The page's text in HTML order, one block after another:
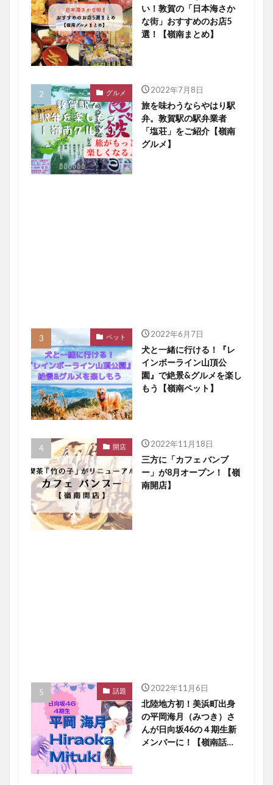
い！敦賀の「日本海さか
な街」おすすめのお店5
選！【嶺南まとめ】
グルメ 2022年7月8日
旅を味わうならやはり駅
弁。敦賀駅の駅弁業者
「塩荘」をご紹介【嶺南
グルメ】
ペット 2022年6月7日
犬と一緒に行ける！『レ
インボーライン山頂公
園』で絶景&グルメを楽し
もう【嶺南ペット】
開店 2022年11月18日
三方に「カフェ バンブ
ー」が8月オープン！【嶺
南開店】
話題 2022年11月6日
北陸地方初！美浜町出身
の平岡海月（みつき）さ
んが日向坂46の４期生新
メンバーに！【嶺南話